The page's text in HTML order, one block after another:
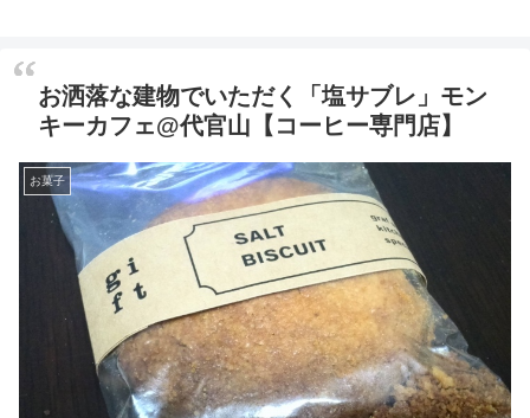
お洒落な建物でいただく「塩サブレ」モン
キーカフェ@代官山【コーヒー専門店】
お菓子